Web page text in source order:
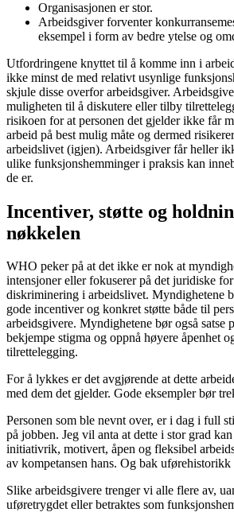
Organisasjonen er stor.
Arbeidsgiver forventer
eksempel i form av bedre ytelse og
Utfordringene knyttet til å komme inn i
ikke minst de med relativt usynlige
skjule disse overfor arbeidsgiver.
muligheten til å diskutere eller tilby
risikoen for at personen det gjelder ikke får
arbeid på best mulig måte og dermed
arbeidslivet (igjen). Arbeidsgiver får heller
ulike funksjonshemminger i praksis kan
de er.
Incentiver, støtte og
nøkkelen
WHO peker på at det ikke er nok at
intensjoner eller fokuserer på det juridiske
diskriminering i arbeidslivet. Myndighetene
gode incentiver og konkret støtte både til
arbeidsgivere. Myndighetene bør også satse
bekjempe stigma og oppnå høyere åpenhet
tilrettelegging.
For å lykkes er det avgjørende at dette
med dem det gjelder. Gode eksempler bør
Personen som ble nevnt over, er i dag i full
på jobben. Jeg vil anta at dette i stor grad
initiativrik, motivert, åpen og fleksibel
av kompetansen hans. Og bak uførehistorikk
Slike arbeidsgivere trenger vi alle flere av,
uføretrygdet eller betraktes som